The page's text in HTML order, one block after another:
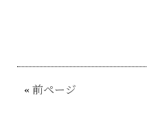
« 前ページ